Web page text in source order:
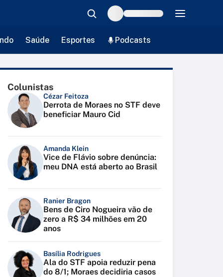
Saúde Esportes Podcasts
Colunistas
Cézar Feitoza
Derrota de Moraes no STF deve
beneficiar Mauro Cid
Amanda Klein
Vice de Flávio sobre denúncia:
meu DNA está aberto ao Brasil
Ranier Bragon
Bens de Ciro Nogueira vão de
zero a R$ 34 milhões em 20
anos
Basília Rodrigues
Ala do STF apoia reduzir pena
do 8/1; Moraes decidiria casos